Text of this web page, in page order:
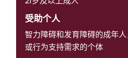
受助个人
智力障碍和发育障碍的成年
或行为支持需求的个体